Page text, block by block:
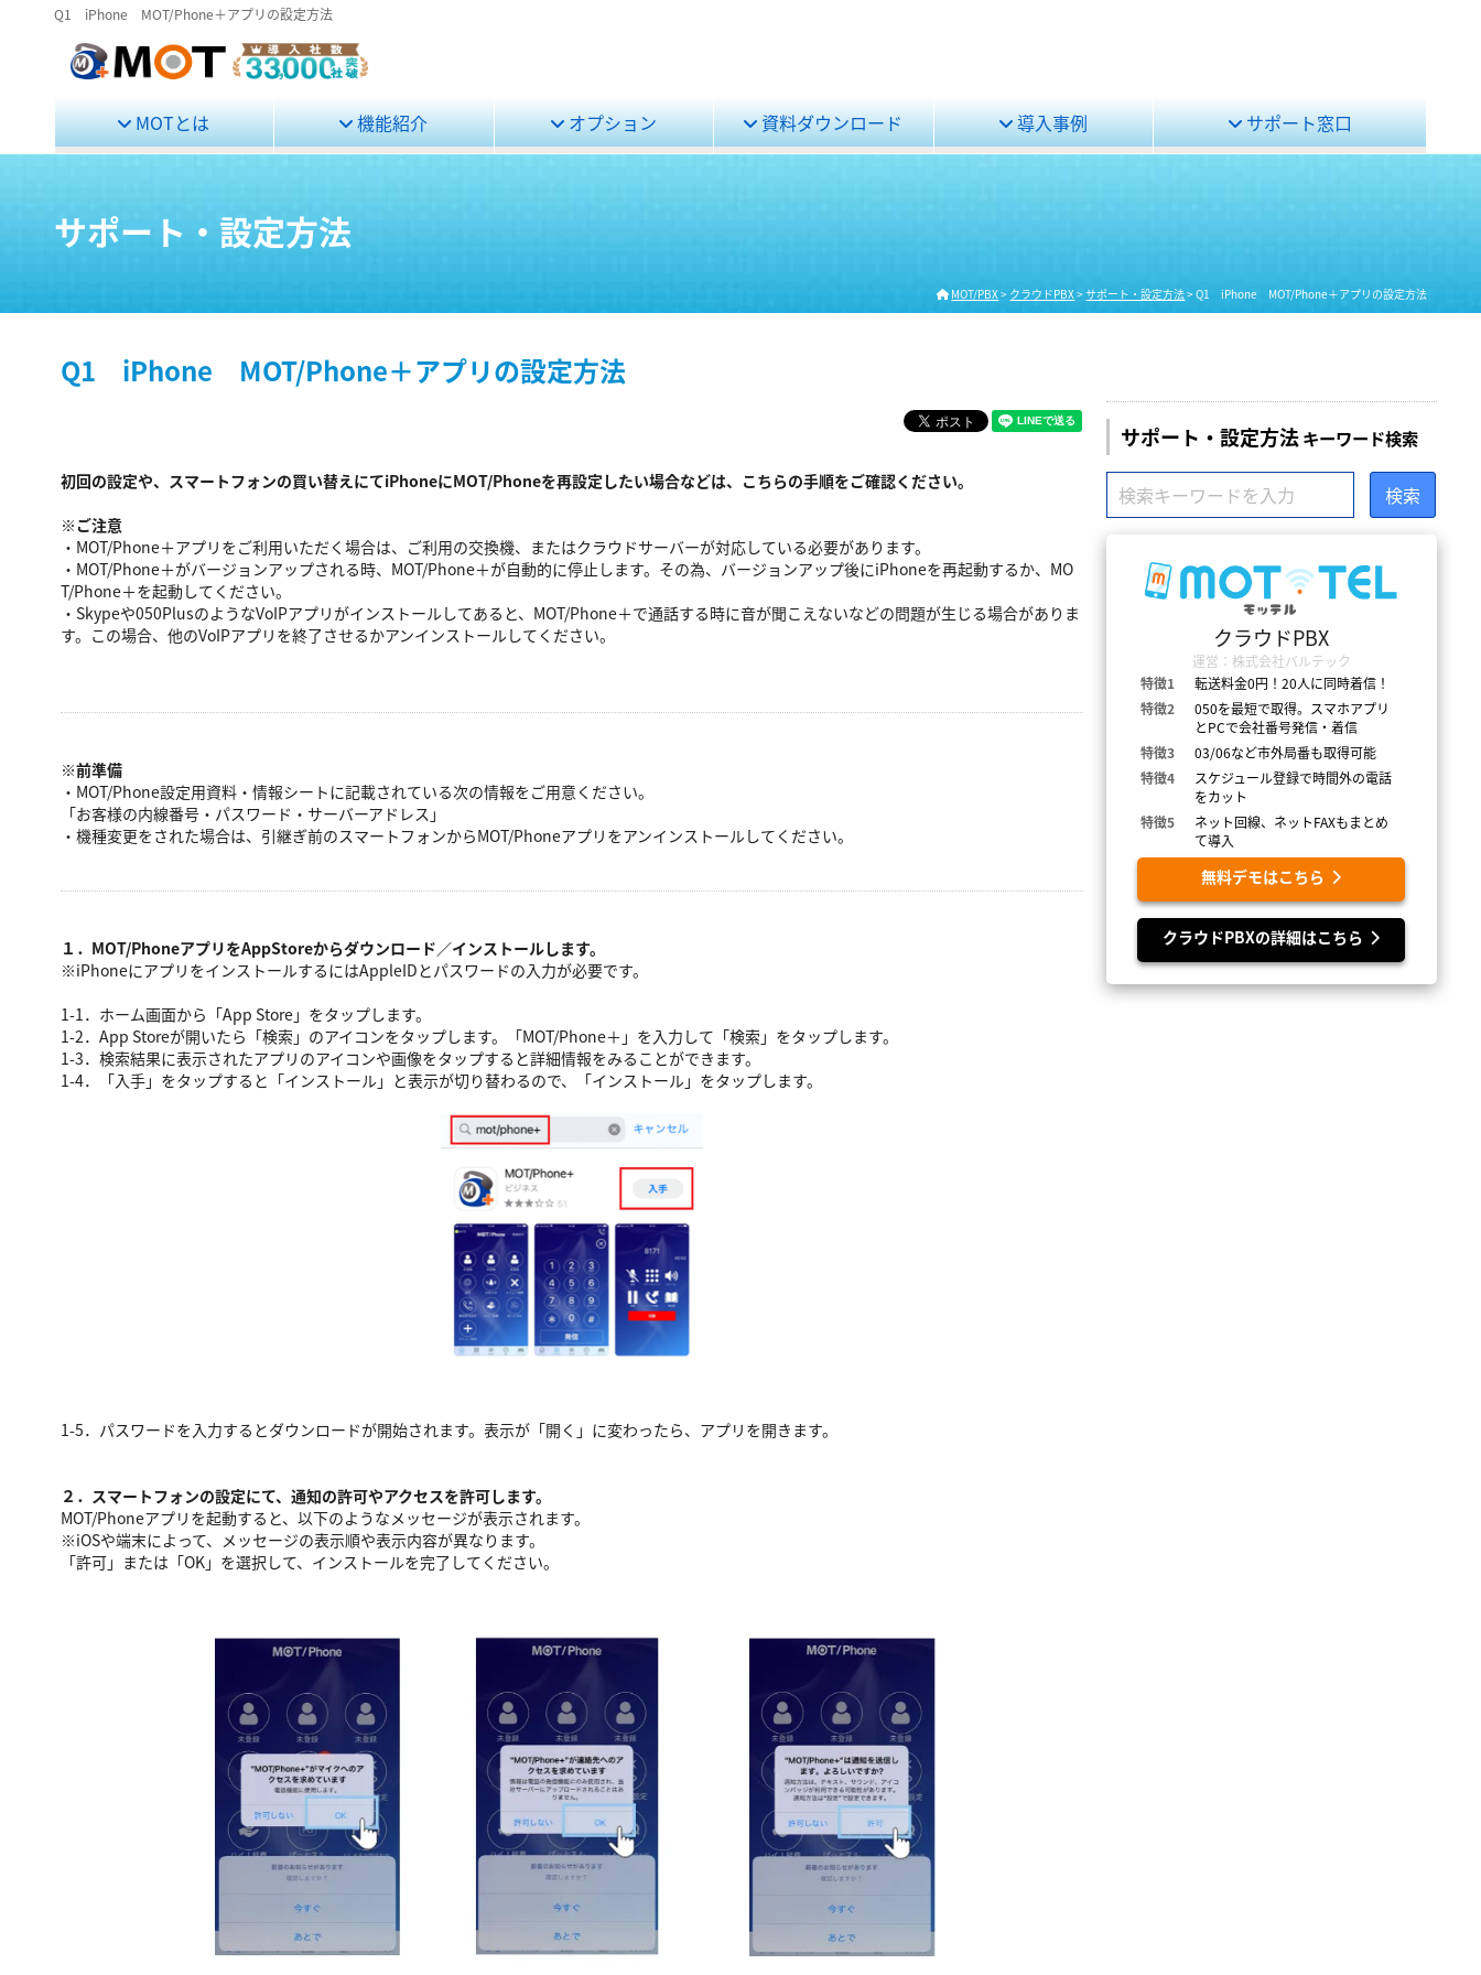
Q1 iPhone MOT/Phone＋アプリの設定方法
MOTとは 機能紹介 オプション 資料ダウンロード 導入事例 サポート窓口
サポート・設定方法
MOT/PBX> クラウドPBX>サポート・設定方法>Q1 iPhone MOT/Phone＋アプリの設定方法
Q1 iPhone MOT/Phone＋アプリの設定方法
初回の設定や、スマートフォンの買い替えにてiPhoneにMOT/Phoneを再設定したい場合などは、こちらの手順をご確認ください。
※ご注意
・MOT/Phone＋アプリをご利用いただく場合は、ご利用の交換機、またはクラウドサーバーが対応している必要があります。
・MOT/Phone＋がバージョンアップされる時、MOT/Phone＋が自動的に停止します。その為、バージョンアップ後にiPhoneを再起動するか、MO
T/Phone＋を起動してください。
・Skypeや050PlusのようなVoIPアプリがインストールしてあると、MOT/Phone＋で通話する時に音が聞こえないなどの問題が生じる場合がありま
す。この場合、他のVoIPアプリを終了させるかアンインストールしてください。
※前準備
・MOT/Phone設定用資料・情報シートに記載されている次の情報をご用意ください。
「お客様の内線番号・パスワード・サーバーアドレス」
・機種変更をされた場合は、引継ぎ前のスマートフォンからMOT/Phoneアプリをアンインストールしてください。
１．MOT/PhoneアプリをAppStoreからダウンロード／インストールします。
※iPhoneにアプリをインストールするにはAppleIDとパスワードの入力が必要です。
1-1．ホーム画面から「App Store」をタップします。
1-2．App Storeが開いたら「検索」のアイコンをタップします。「MOT/Phone＋」を入力して「検索」をタップします。
1-3．検索結果に表示されたアプリのアイコンや画像をタップすると詳細情報をみることができます。
1-4．「入手」をタップすると「インストール」と表示が切り替わるので、「インストール」をタップします。
1-5．パスワードを入力するとダウンロードが開始されます。表示が「開く」に変わったら、アプリを開きます。
２．スマートフォンの設定にて、通知の許可やアクセスを許可します。
MOT/Phoneアプリを起動すると、以下のようなメッセージが表示されます。
※iOSや端末によって、メッセージの表示順や表示内容が異なります。
「許可」または「OK」を選択して、インストールを完了してください。
サポート・設定方法キーワード検索
クラウドPBX
運営：株式会社バルテック
特徴1
転送料金0円！20人に同時着信！
特徴2
050を最短で取得。スマホアプリ
とPCで会社番号発信・着信
特徴3
03/06など市外局番も取得可能
特徴4
スケジュール登録で時間外の電話
をカット
特徴5
ネット回線、ネットFAXもまとめ
て導入
無料デモはこちら
クラウドPBXの詳細はこちら